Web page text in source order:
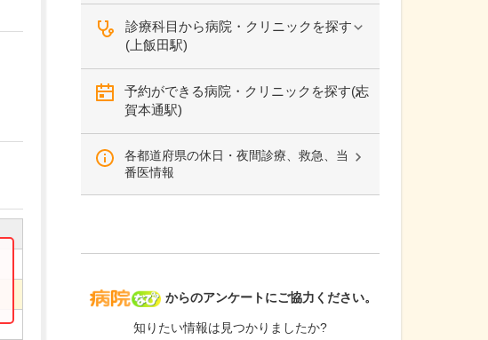
診療科目から病院・クリニックを探す
(上飯田駅)
予約ができる病院・クリニックを探す(志
賀本通駅)
各都道府県の休日・夜間診療、救急、当
番医情報
病院なび
からのアンケートにご協力ください。
知りたい情報は見つかりましたか?